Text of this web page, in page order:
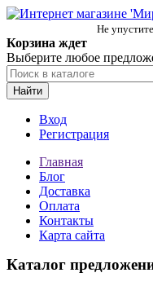
Не
Корзина ждет
Выберите любое
Найти
Вход
Регистрация
Главная
Блог
Доставка
Оплата
Контакты
Карта сайта
Каталог